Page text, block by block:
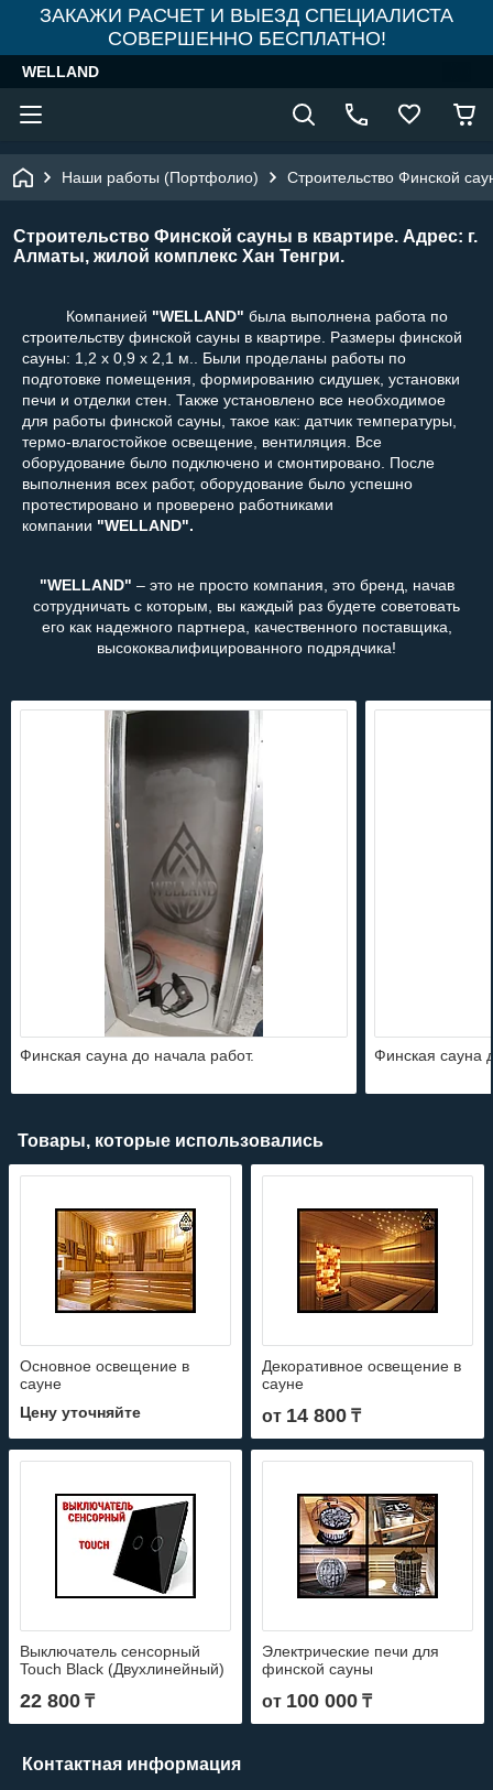
ЗАКАЖИ РАСЧЕТ И ВЫЕЗД СПЕЦИАЛИСТА
СОВЕРШЕННО БЕСПЛАТНО!
WELLAND
Наши работы (Портфолио) Строительство Финской
Строительство Финской сауны в квартире. Адрес: г.
Алматы, жилой комплекс Хан Тенгри.
Компанией "WELLAND" была выполнена работа по
строительству финской сауны в квартире. Размеры финской
сауны: 1,2 х 0,9 x 2,1 м.. Были проделаны работы по
подготовке помещения, формированию сидушек, установки
печи и отделки стен. Также установлено все необходимое
для работы финской сауны, такое как: датчик температуры,
термо-влагостойкое освещение, вентиляция. Все
оборудование было подключено и смонтировано. После
выполнения всех работ, оборудование было успешно
протестировано и проверено работниками
компании "WELLAND".
"WELLAND" – это не просто компания, это бренд, начав
сотрудничать с которым, вы каждый раз будете советовать
его как надежного партнера, качественного поставщика,
высококвалифицированного подрядчика!
Финская сауна до начала работ. Финская сауна
Товары, которые использовались
Основное освещение в
сауне
Цену уточняйте
Декоративное освещение в
сауне
от 14 800 ₸
Выключатель сенсорный
Touch Black (Двухлинейный)
22 800 ₸
Электрические печи для
финской сауны
от 100 000 ₸
Контактная информация